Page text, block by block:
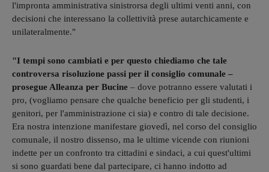
l'impronta amministrativa sinistrorsa degli ultimi venti anni, con
decisioni che interessano la collettività prese autarchicamente e
unilateralmente."
"I tempi sono cambiati e per questo chiediamo che tale
controversa risoluzione passi per il consiglio comunale –
prosegue Alleanza per Bucine – dove potranno essere valutati i
pro, (vogliamo pensare che qualche beneficio per gli studenti, i
genitori, per l'amministrazione ci sia) e contro di tale decisione.
Era nostra intenzione manifestare giovedì, nel corso del consiglio
comunale, il nostro dissenso, ma le ultime vicende con riunioni
indette per un confronto tra cittadini e sindaci, a cui quest'ultimi
si sono guardati bene dal partecipare, ci hanno indotto ad